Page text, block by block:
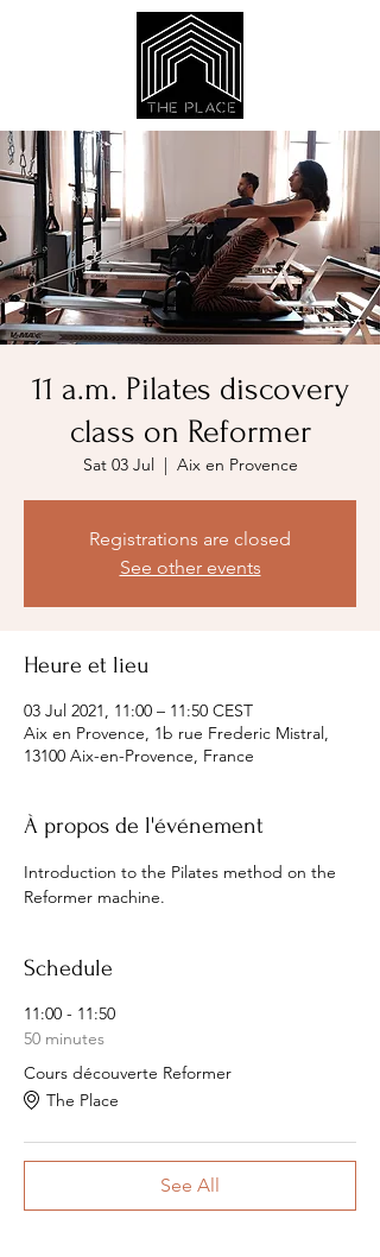
11 a.m. Pilates discovery
class on Reformer
Sat 03 Jul
  |
Aix en Provence
Registrations are closed
See other events
Heure et lieu
03 Jul 2021, 11:00 – 11:50 CEST
Aix en Provence, 1b rue Frederic Mistral,
13100 Aix-en-Provence, France
À propos de l'événement
Introduction to the Pilates method on the
Reformer machine.
Schedule
11:00 - 11:50
50 minutes
Cours découverte Reformer
The Place
See All